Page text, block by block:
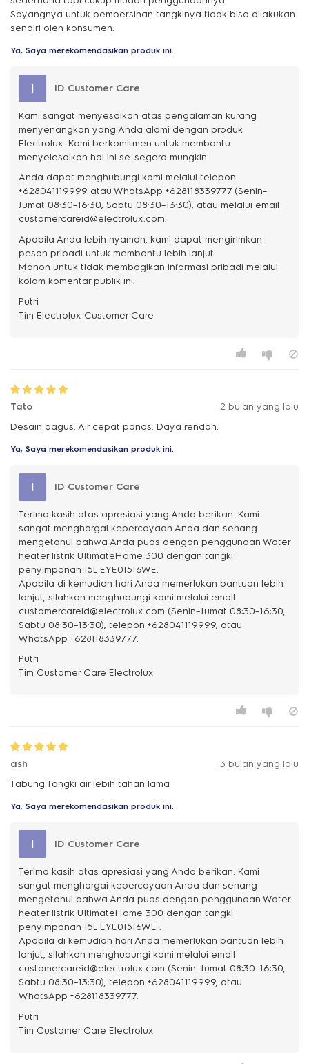
Sayangnya untuk pembersihan tangkinya tidak bisa dilakukan
sendiri oleh konsumen.
Ya, Saya merekomendasikan produk ini.
I ID Customer Care
Kami sangat menyesalkan atas pengalaman kurang
menyenangkan yang Anda alami dengan produk
Electrolux. Kami berkomitmen untuk membantu
menyelesaikan hal ini se-segera mungkin.
Anda dapat menghubungi kami melalui telepon
+628041119999 atau WhatsApp +628118339777 (Senin–
Jumat 08:30–16:30, Sabtu 08:30–13:30), atau melalui email
customercareid@electrolux.com.
Apabila Anda lebih nyaman, kami dapat mengirimkan
pesan pribadi untuk membantu lebih lanjut.
Mohon untuk tidak membagikan informasi pribadi melalui
kolom komentar publik ini.
Putri
Tato
2 bulan yang lalu
Desain bagus. Air cepat panas. Daya rendah.
Ya, Saya merekomendasikan produk ini.
I ID Customer Care
Terima kasih atas apresiasi yang Anda berikan. Kami
sangat menghargai kepercayaan Anda dan senang
mengetahui bahwa Anda puas dengan penggunaan Water
heater listrik UltimateHome 300 dengan tangki
penyimpanan 15L EYE01516WE.
Apabila di kemudian hari Anda memerlukan bantuan lebih
lanjut, silahkan menghubungi kami melalui email
customercareid@electrolux.com (Senin–Jumat 08:30–16:30,
Sabtu 08:30–13:30), telepon +628041119999, atau
WhatsApp +628118339777.
Putri
ash
3 bulan yang lalu
Tabung Tangki air lebih tahan lama
Ya, Saya merekomendasikan produk ini.
I ID Customer Care
Terima kasih atas apresiasi yang Anda berikan. Kami
sangat menghargai kepercayaan Anda dan senang
mengetahui bahwa Anda puas dengan penggunaan Water
heater listrik UltimateHome 300 dengan tangki
penyimpanan 15L EYE01516WE .
Apabila di kemudian hari Anda memerlukan bantuan lebih
lanjut, silahkan menghubungi kami melalui email
customercareid@electrolux.com (Senin–Jumat 08:30–16:30,
Sabtu 08:30–13:30), telepon +628041119999, atau
WhatsApp +628118339777.
Putri